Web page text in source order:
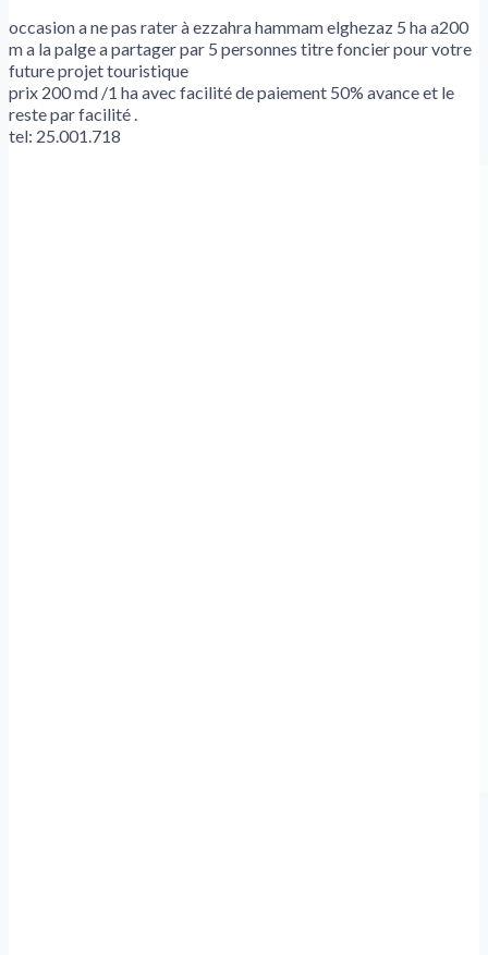
occasion a ne pas rater à ezzahra hammam elghezaz 5 ha a200
m a la palge a partager par 5 personnes titre foncier pour votre
future projet touristique
prix 200 md /1 ha avec facilité de paiement 50% avance et le
reste par facilité .
tel: 25.001.718